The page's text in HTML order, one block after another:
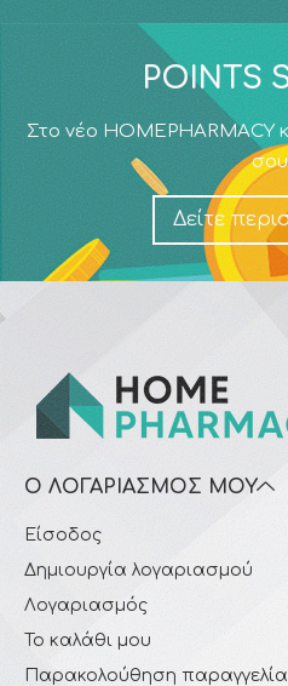
POINTS
Στο νέο HOMEPHARMACY
Δείτε
Ο ΛΟΓΑΡΙΑΣΜΌΣ ΜΟΥ
Είσοδος
Δημιουργία λογαριασμού
Λογαριασμός
Το καλάθι μου
Παρακολούθηση